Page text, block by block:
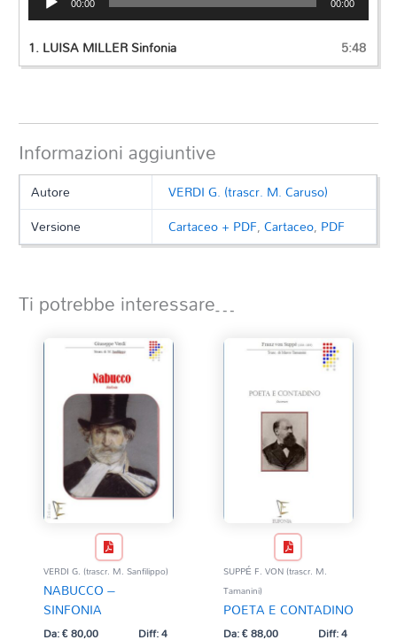
Player 00:00 00:00
1.LUISA MILLER Sinfonia 5:48
Informazioni aggiuntive
Autore
VERDI G. (trascr. M. Caruso)
Versione
Cartaceo + PDF,Cartaceo, PDF
Ti potrebbe interessare…
VERDI G. (trascr. M. Sanfilippo)
NABUCCO –
SINFONIA
Da:€80,00 Diff: 4
SUPPÉ F. VON (trascr. M.
Tamanini)
POETA E CONTADINO
Da:€88,00 Diff: 4